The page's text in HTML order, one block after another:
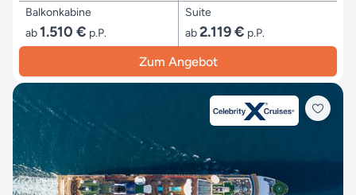
Balkonkabine
ab1.510 € p.P.
Suite
ab2.119 € p.P.
Zum Angebot